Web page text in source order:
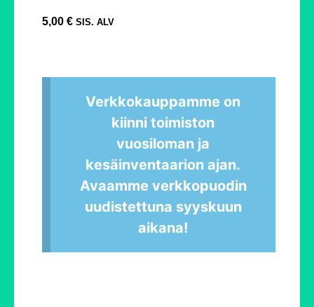
5,00 € SIS. ALV
Verkkokauppamme on
kiinni toimiston
vuosiloman ja
kesäinventaarion ajan.
Avaamme verkkopuodin
uudistettuna syyskuun
aikana!